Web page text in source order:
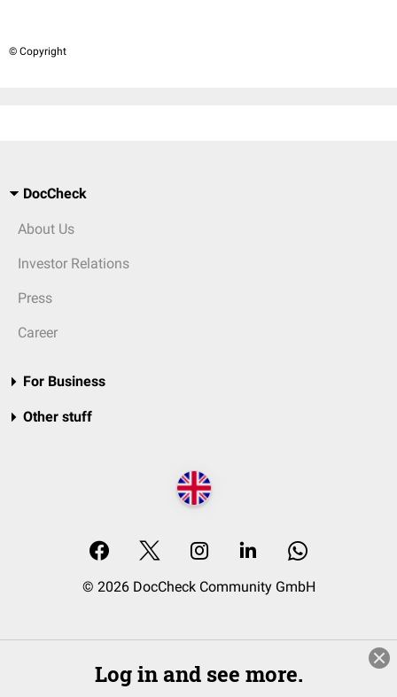
© Copyright
DocCheck
About Us
Investor Relations
Press
Career
For Business
Other stuff
© 2026 DocCheck Community GmbH
Log in and see more.